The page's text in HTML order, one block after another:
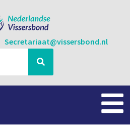
Secretariaat@vissersbond.nl